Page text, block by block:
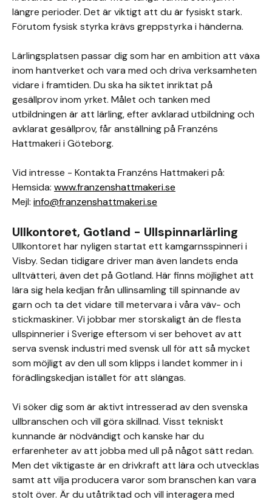
längre perioder. Det är viktigt att du är fysiskt stark.
Förutom fysisk styrka krävs greppstyrka i händerna.
Lärlingsplatsen passar dig som har en ambition att växa
inom hantverket och vara med och driva verksamheten
vidare i framtiden. Du ska ha siktet inriktat på
gesällprov inom yrket. Målet och tanken med
utbildningen är att lärling, efter avklarad utbildning och
avklarat gesällprov, får anställning på Franzéns
Hattmakeri i Göteborg.
Vid intresse - Kontakta Franzéns Hattmakeri på:
Hemsida: www.franzenshattmakeri.se
Mejl: info@franzenshattmakeri.se
Ullkontoret, Gotland - Ullspinnarlärling
Ullkontoret har nyligen startat ett kamgarnsspinneri i
Visby. Sedan tidigare driver man även landets enda
ulltvätteri, även det på Gotland. Här finns möjlighet att
lära sig hela kedjan från ullinsamling till spinnande av
garn och ta det vidare till metervara i våra väv- och
stickmaskiner. Vi jobbar mer storskaligt än de flesta
ullspinnerier i Sverige eftersom vi ser behovet av att
serva svensk industri med svensk ull för att så mycket
som möjligt av den ull som klipps i landet kommer in i
förädlingskedjan istället för att slängas.
Vi söker dig som är aktivt intresserad av den svenska
ullbranschen och vill göra skillnad. Visst tekniskt
kunnande är nödvändigt och kanske har du
erfarenheter av att jobba med ull på något sätt redan.
Men det viktigaste är en drivkraft att lära och utvecklas
samt att vilja producera varor som branschen kan vara
stolt över. Är du utåtriktad och vill interagera med